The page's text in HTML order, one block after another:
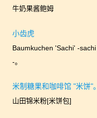
牛奶果酱鲍姆
小齿虎
Baumkuchen 'Sachi' -
-。
米制糖果和咖啡馆 "米饼"。
山田锦米粉[米饼包]